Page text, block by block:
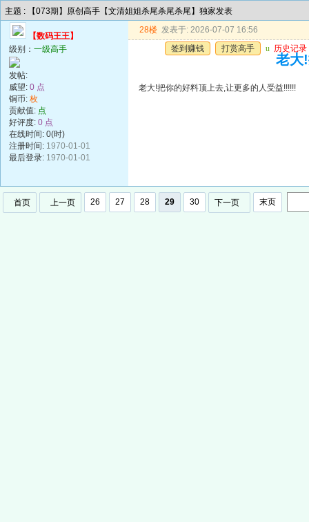
主题 : 【073期】原创高手【文清姐姐杀尾杀尾杀尾】独家发表
【数码王王】
级别： 一级高手
发帖:
威望: 0 点
铜币: 枚
贡献值: 点
好评度: 0 点
在线时间: 0(时)
注册时间: 1970-01-01
最后登录: 1970-01-01
28楼 发表于: 2026-07-07 16:56
签到赚钱
打赏高手 u 历史记录
老大
老大!把你的好料顶上去,让更多的人受益!!!!!!
首页 上一页 26 27 28 29 30 下一页 末页